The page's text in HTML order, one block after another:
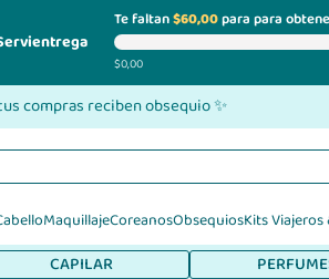
Te faltan$60,00para para
$0,00
compras reciben obsequio ✨
MaquillajeCoreanosObsequiosKits Viajeros
CAPILAR